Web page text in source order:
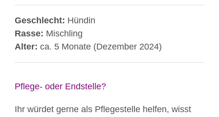
Geschlecht: Hündin
Rasse: Mischling
Alter: ca. 5 Monate (Dezember 2024)
Pflege- oder Endstelle?
Ihr würdet gerne als Pflegestelle helfen, wisst